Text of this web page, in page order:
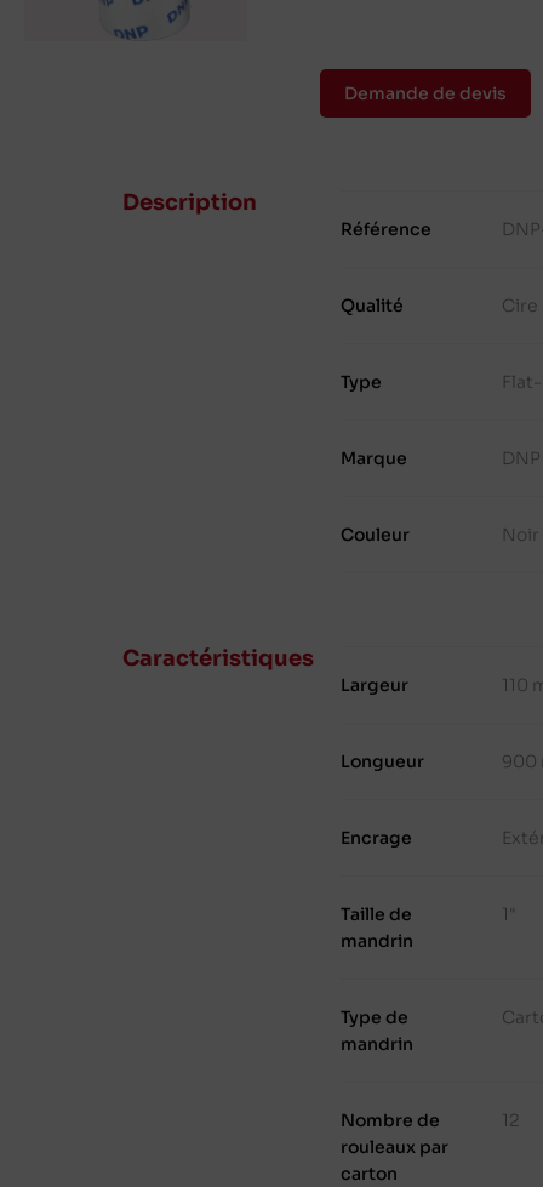
Demande de devis
Description
Référence
Qualité Cire
Type
Marque DNP
Couleur Noir
Caractéristiques
Largeur 110
Longueur 900
Encrage
Taille de
mandrin
1"
Type de
mandrin
Nombre de
rouleaux par
carton
12